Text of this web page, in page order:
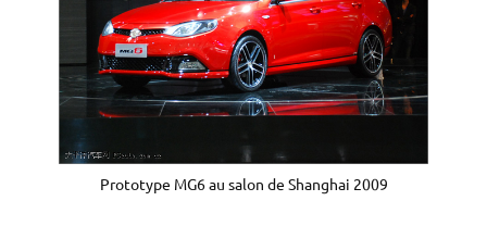
Prototype MG6 au salon de Shanghai 2009